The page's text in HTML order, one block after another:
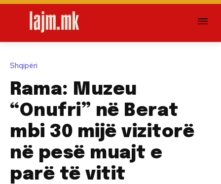
Shqipëri
Rama: Muzeu
“Onufri” në Berat
mbi 30 mijë vizitorë
në pesë muajt e
parë të vitit